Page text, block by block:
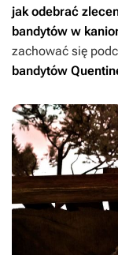
jak odebrać
bandytów w
zachować się
bandytów